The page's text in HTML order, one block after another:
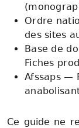
Ordre
des sites
Base de
Fiches
Afssaps —
Ce guide ne